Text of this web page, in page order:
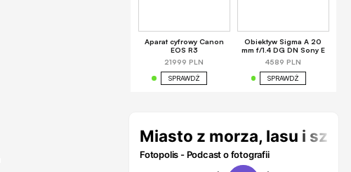
Aparat cyfrowy Canon
EOS R3
21999 PLN
SPRAWDŹ
Obiektyw Sigma A 20
mm f/1.4 DG DN Sony E
4589 PLN
SPRAWDŹ